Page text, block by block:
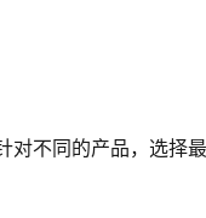
不同的产品，选择